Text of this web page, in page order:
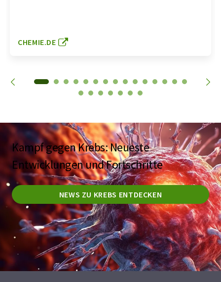
CHEMIE.DE
Kampf gegen Krebs: Neueste
Entwicklungen und Fortschritte
NEWS ZU KREBS ENTDECKEN